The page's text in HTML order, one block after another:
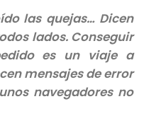
las quejas… Dicen
lados. Conseguir
es un viaje a
mensajes de error
navegadores no